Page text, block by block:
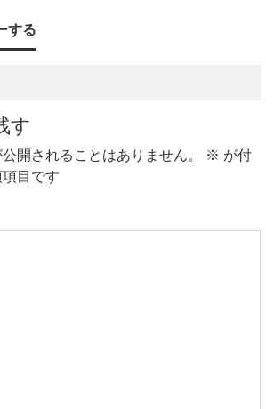
する
す
開されることはありません。 ※ が付
目です